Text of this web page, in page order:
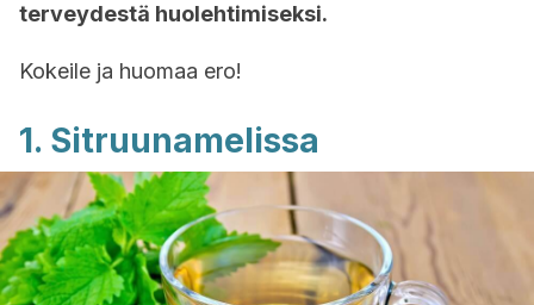
terveydestä huolehtimiseksi.
Kokeile ja huomaa ero!
1. Sitruunamelissa